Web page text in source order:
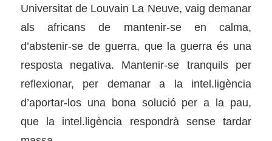
Universitat de Louvain La Neuve, vaig demanar
als africans de mantenir-se en calma,
d’abstenir-se de guerra, que la guerra és una
resposta negativa. Mantenir-se tranquils per
reflexionar, per demanar a la intel.ligència
d’aportar-los una bona solució per a la pau,
que la intel.ligència respondrà sense tardar